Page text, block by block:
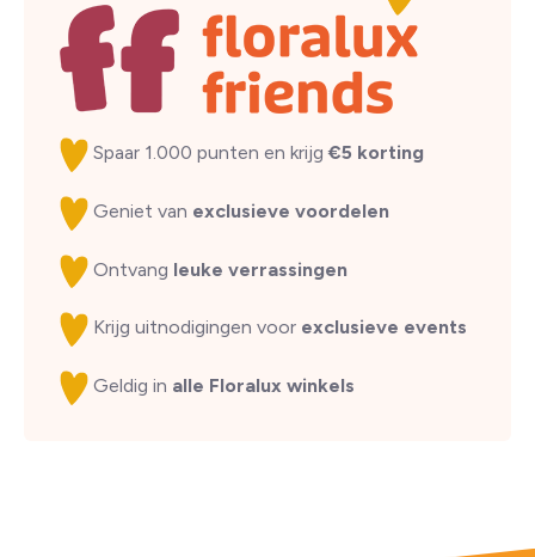
Spaar 1.000 punten en krijg€5 korting
Geniet van exclusieve voordelen
Ontvang leuke verrassingen
Krijg uitnodigingen voor exclusieve events
Geldig in alle Floralux winkels